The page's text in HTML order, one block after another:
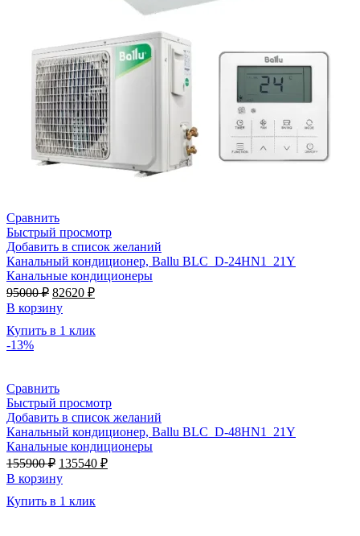
Сравнить
Быстрый просмотр
Добавить в список желаний
Канальный кондиционер, Ballu BLC_D-24HN1_21Y
Канальные кондиционеры
95000₽ Первоначальная
цена
составляла
95000 ₽.
82620 ₽Текущая
В корзину
Купить в 1 клик
-13%
Сравнить
Быстрый просмотр
Добавить в список желаний
Канальный кондиционер, Ballu BLC_D-48HN1_21Y
Канальные кондиционеры
155900₽ Первоначальная
цена
составляла
155900 ₽.
135540 ₽Текущая
В корзину
Купить в 1 клик